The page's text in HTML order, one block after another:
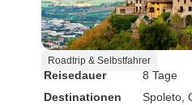
Roadtrip & Selbstfahrer
Reisedauer
8 Tage
Destinationen
Spoleto